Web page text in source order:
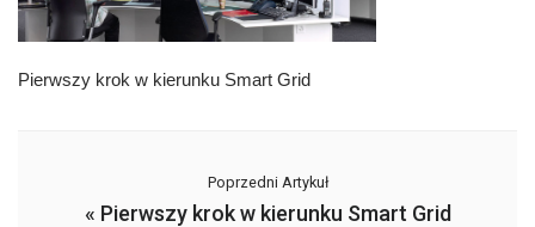
Pierwszy krok w kierunku Smart Grid
Poprzedni Artykuł
« Pierwszy krok w kierunku Smart Grid